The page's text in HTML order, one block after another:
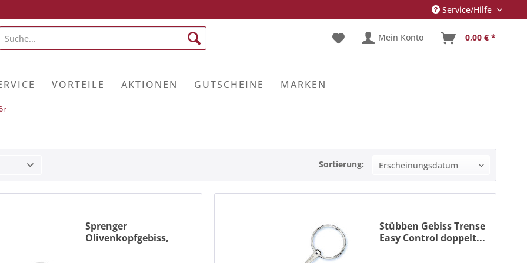
Service/Hilfe
Mein Konto 0,00 € *
VORTEILE AKTIONEN GUTSCHEINE MARKEN
Sortierung:
Sprenger
Olivenkopfgebiss,
Stübben Gebiss Trense
Easy Control doppelt...